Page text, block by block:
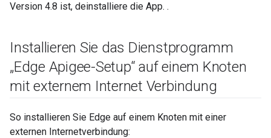
Version 4.8 ist, deinstalliere die App. .
Installieren Sie das Dienstprogramm
„Edge Apigee-Setup“ auf einem Knoten
mit externem Internet Verbindung
So installieren Sie Edge auf einem Knoten mit einer
externen Internetverbindung: